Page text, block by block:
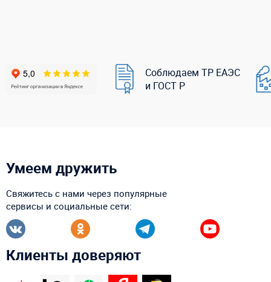
Соблюдаем ТР ЕАЭС
и ГОСТ Р
Умеем дружить
Свяжитесь с нами через популярные
сервисы и социальные сети:
Клиенты доверяют